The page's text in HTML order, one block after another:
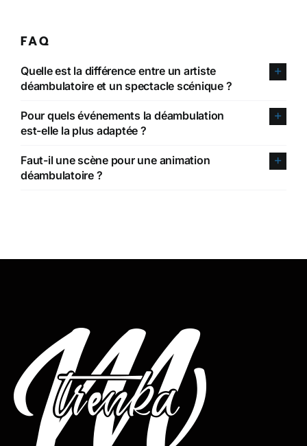
FAQ
Quelle est la différence entre un artiste
déambulatoire et un spectacle scénique ?
Pour quels événements la déambulation
est-elle la plus adaptée ?
Faut-il une scène pour une animation
déambulatoire ?